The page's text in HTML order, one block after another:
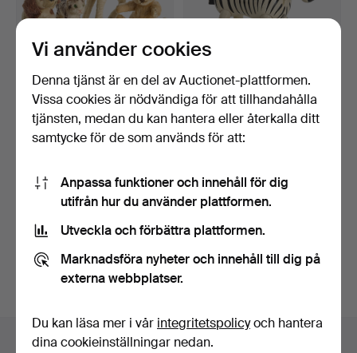
STEIFF (5 delar), mjukdjur
samt kasperdock…
KAY BOJESEN (DANMARK,
1886–1958). Zebra, b…
18 dagar
Bevaka sökning
Du kan också söka i vårt arkiv med avslutade auktioner
Sidfotsnavigation
Hjälp och kontakt
Vi använder cookies
Denna tjänst är en del av Auctionet-plattformen.
Vissa cookies är nödvändiga för att tillhandahålla
tjänsten, medan du kan hantera eller återkalla ditt
samtycke för de som används för att:
Anpassa funktioner och innehåll för dig
utifrån hur du använder plattformen.
Utveckla och förbättra plattformen.
Marknadsföra nyheter och innehåll till dig på
externa webbplatser.
Du kan läsa mer i vår integritetspolicyoch hantera
dina cookieinställningar nedan.